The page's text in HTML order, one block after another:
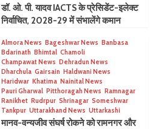
डॉ. ओ. पी. यादव IACTS के प्रेसिडेंट-इलेक्ट
निर्वाचित, 2028-29 में संभालेंगे कमान
Almora News Bageshwar News Banbasa
Bdarinath Bhimtal Chamoli
Champawat News Dehradun News
Dharchula Gairsain Haldwani News
Haridwar Khatima Nainital News
Pauri Gharwal Pitthoragah News Ramnagar
Ranikhet Rudrpur Shrinagar Someshwar
Tankpur Uttarakhand News Uttarkashi
मानव-वन्यजीव संघर्ष रोकने को रामनगर और